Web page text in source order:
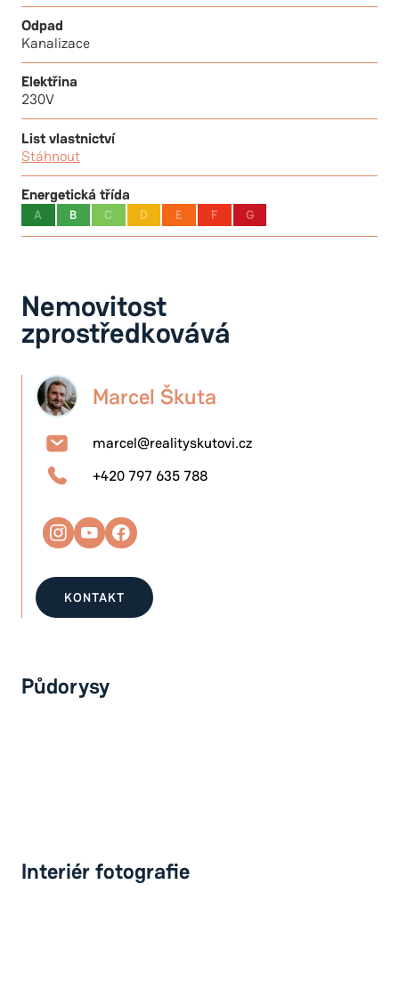
Odpad
Kanalizace
Elektřina
230V
List vlastnictví
Stáhnout
Energetická třída
A B C D E F G
Nemovitost
zprostředkovává
Marcel Škuta
marcel@realityskutovi.cz
+420 797 635 788
KONTAKT
Půdorysy
Interiér fotografie